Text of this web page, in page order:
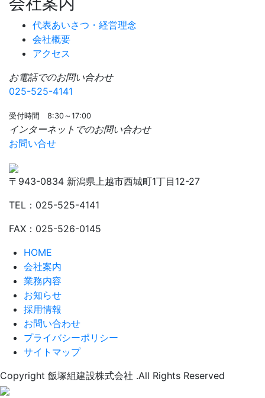
代表あいさつ・経営理念
会社概要
アクセス
お電話でのお問い合わせ
025-525-4141
受付時間 8:30～17:00
インターネットでのお問い合わせ
お問い合せ
〒943-0834 新潟県上越市西城町1丁目12-27
TEL：025-525-4141
FAX：025-526-0145
HOME
会社案内
業務内容
お知らせ
採用情報
お問い合わせ
プライバシーポリシー
サイトマップ
Copyright 飯塚組建設株式会社 .All Rights Reserved